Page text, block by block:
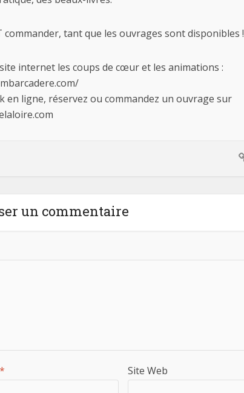
tant que les ouvrages sont disponibles !
internet les coups de cœur et les animations :
en ligne, réservez ou commandez un ouvrage sur
un commentaire
* Site Web